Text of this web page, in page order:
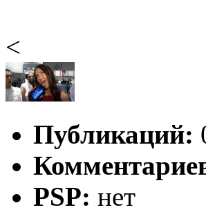
<
Публикаций:
PSP: нет